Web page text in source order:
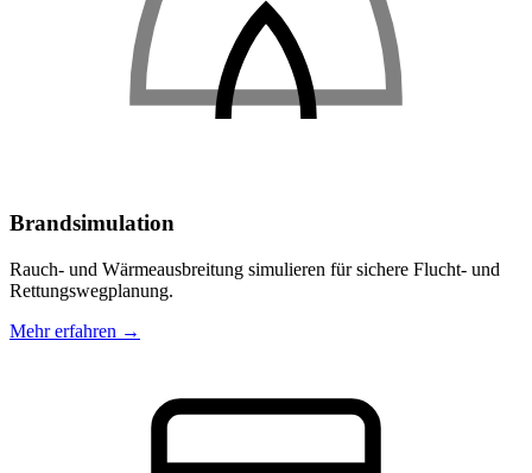
Brandsimulation
Rauch- und Wärmeausbreitung simulieren für sichere Flucht- und
Rettungswegplanung.
Mehr erfahren →